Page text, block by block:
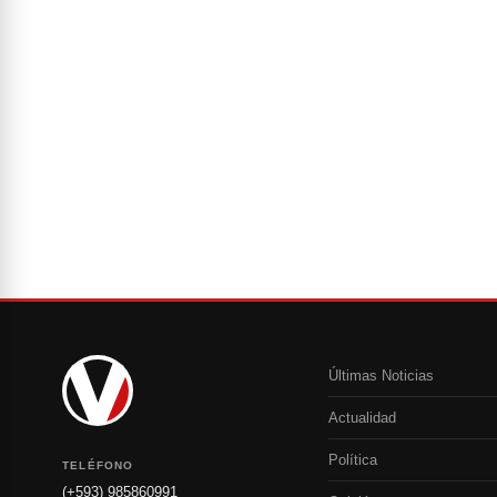
TELÉFONO
(+593) 985860991
Últimas Noticias
Actualidad
Política